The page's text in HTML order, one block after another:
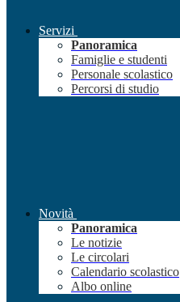
Servizi
Panoramica
Famiglie e studenti
Personale scolastico
Percorsi di studio
Novità
Panoramica
Le notizie
Le circolari
Calendario scolastico
Albo online